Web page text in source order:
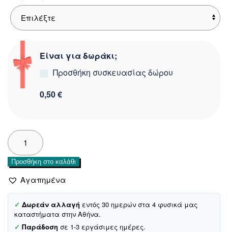
Είναι για δωράκι;
Προσθήκη συσκευασίας δώρου
0,50 €
Mini
Pacel
βρεφικό
σετάκι
τριών
τεμαχίων
«Let’s
Play»
ποσότητα
Προσθήκη στο καλάθι
Αγαπημένα
✓ Δωρεάν αλλαγή εντός 30 ημερών στα 4 φυσικά μας
καταστήματα στην Αθήνα.
✓ Παράδοση σε 1-3 εργάσιμες ημέρες.